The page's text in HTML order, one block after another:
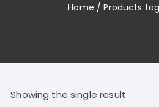
Home / Products
Showing the single result